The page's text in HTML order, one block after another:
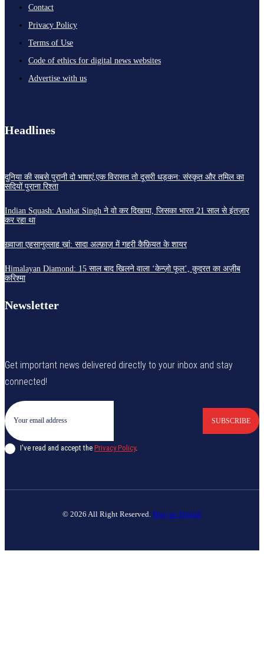
Contact
Privacy Policy
Terms of Use
Code of ethics for digital news websites
Advertise with us
Headlines
दुनिया की सबसे पुरानी दो भाषाएं,एक विरासत तो दूसरी धड़कन: संस्कृत और तमिल का
सदियों पुराना रिश्ता
Indian Squash: Anahat Singh ने वो कर दिखाया, जिसका भारत 21 साल से इंतज़ार
कर रहा था
ख़्वाजा एहसानुल्लाह ख़ां: सादा अल्फ़ाज़ में गहरी कैफ़ियत के शायर
Himalayan Diamond: 15 साल बाद खिलने वाला ‘केन्ज़ो फूल’, कुदरत का अज़ीब
करिश्मा
Newsletter
Get important news delivered directly to your inbox and stay
connected!
SUBSCRIBE
I've read and accept the Privacy Policy.
© 2026 All Right Reserved. Banyan Digital